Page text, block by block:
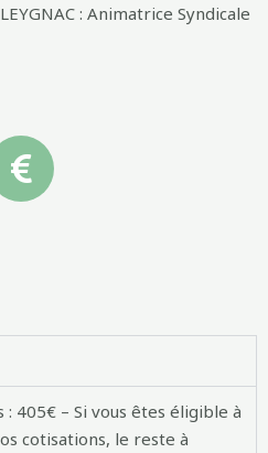
: Animatrice Syndicale
: 405€ – Si vous êtes éligible à
cotisations, le reste à